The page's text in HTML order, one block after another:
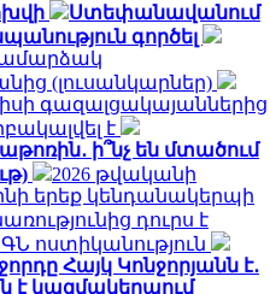
Ստեփանավանում
գործել
(լուսանկարներ)
գազալցակայաններից
է
ի՞նչ են մտածում
2026 թվականի
երեք կենդանակերպի
դուրս է
ոստիկանություն
Հայկ Կոնջորյանն է․
է կազմակերպում